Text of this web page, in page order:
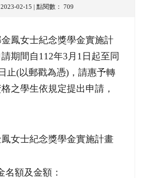
2023-02-15 | 點閱數： 709
鳳女士紀念獎學金實施計
期間自112年3月1日起至同
止(以郵戳為憑)，請惠予轉
之學生依規定提出申請，
女士紀念獎學金實施計畫
名額及金額：